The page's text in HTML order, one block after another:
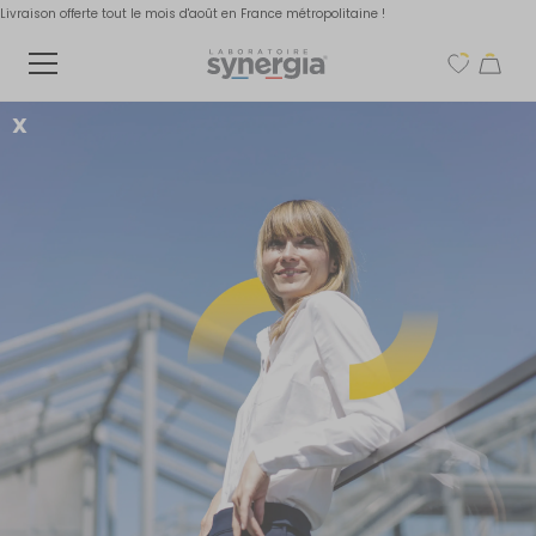
Livraison offerte tout le mois d'août en France métropolitaine !
X
les personnes âgées